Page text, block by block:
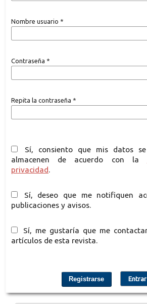
Nombre usuario *
Contraseña *
Repita la contraseña *
almacenen de acuerdo con la
privacidad.
publicaciones y avisos.
artículos de esta revista.
Registrarse Entrar